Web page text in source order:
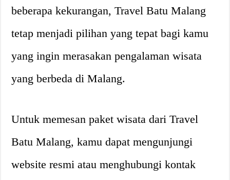
beberapa kekurangan, Travel Batu Malang
tetap menjadi pilihan yang tepat bagi kamu
yang ingin merasakan pengalaman wisata
yang berbeda di Malang.
Untuk memesan paket wisata dari Travel
Batu Malang, kamu dapat mengunjungi
website resmi atau menghubungi kontak